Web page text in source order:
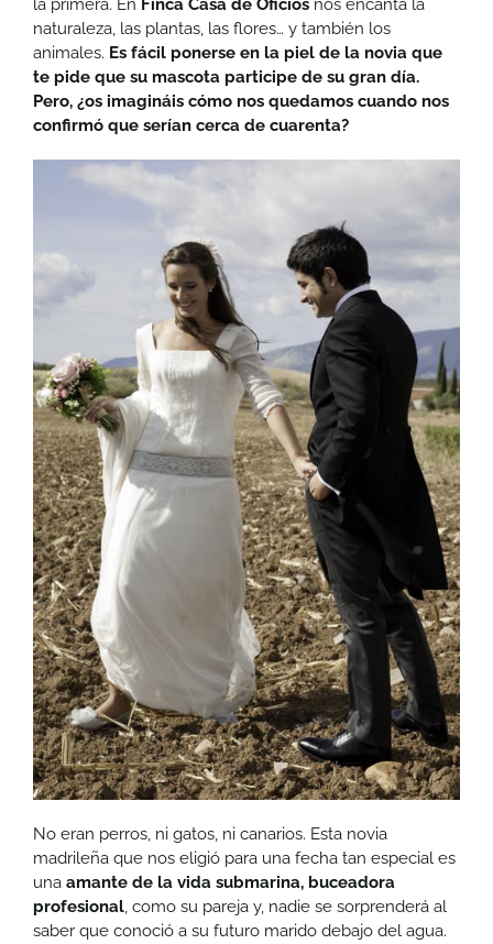
la primera. En Finca Casa de Oficios nos encanta la
naturaleza, las plantas, las flores… y también los
animales. Es fácil ponerse en la piel de la novia que
te pide que su mascota participe de su gran día.
Pero, ¿os imagináis cómo nos quedamos cuando nos
confirmó que serían cerca de cuarenta?
No eran perros, ni gatos, ni canarios. Esta novia
madrileña que nos eligió para una fecha tan especial es
una amante de la vida submarina, buceadora
profesional, como su pareja y, nadie se sorprenderá al
saber que conoció a su futuro marido debajo del agua.